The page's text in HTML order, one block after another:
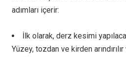
adımları içerir:
İlk olarak, derz kesimi
Yüzey, tozdan ve kirden